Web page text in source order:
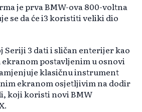
je prva BMW-ova 800-voltnа
se da će i3 koristiti veliki dio
Seriji 3 dati i sličan enterijer kao
postavljenim u osnovi
klasičnu instrument
ekranom osjetljivim na dodir
koji koristi novi BMW